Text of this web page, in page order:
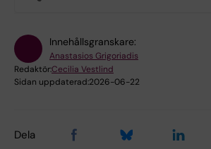
Innehållsgranskare:
Anastasios Grigoriadis
Redaktör:Cecilia Vestlind
Sidan uppdaterad:2026-06-22
Dela